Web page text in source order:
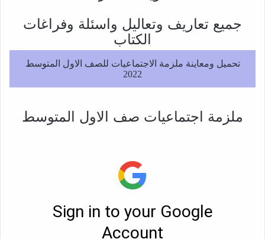
جميع تعاريف وتعاليل واسئلة وفراغات
الكتاب
تحميل ومعاينة ملزمة الاجتماعيات للصف الاول المتوسط
2022
ملزمة اجتماعيات صف الاول المتوسط